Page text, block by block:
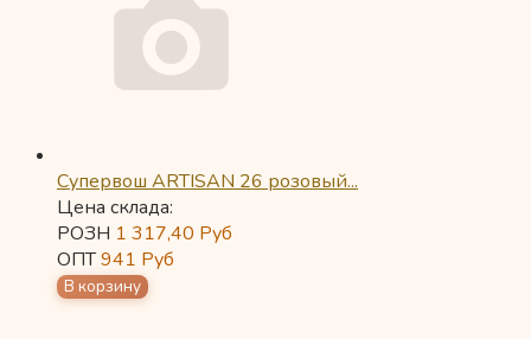
Супервош ARTISAN 26 розовый...
Цена склада:
РОЗН 1 317,40 Руб
ОПТ941 Руб